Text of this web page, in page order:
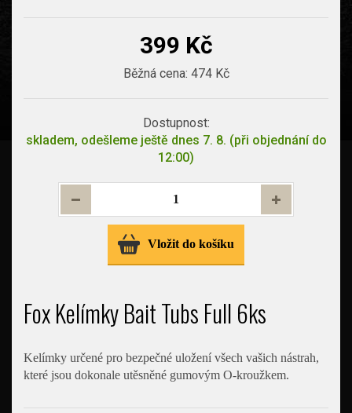
399 Kč
Běžná cena: 474 Kč
Dostupnost:
skladem, odešleme ještě dnes 7. 8. (při objednání do
12:00)
Vložit do košíku
Fox Kelímky Bait Tubs Full 6ks
Kelímky určené pro bezpečné uložení všech vašich nástrah,
které jsou dokonale utěsněné gumovým O-kroužkem.